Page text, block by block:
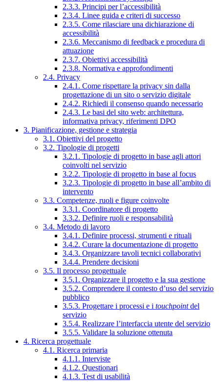
2.3.3. Principi per l’accessibilità
2.3.4. Linee guida e criteri di successo
2.3.5. Come rilasciare una dichiarazione di
accessibilità
2.3.6. Meccanismo di feedback e procedura di
attuazione
2.3.7. Obiettivi accessibilità
2.3.8. Normativa e approfondimenti
2.4. Privacy
2.4.1. Come rispettare la privacy sin dalla
progettazione di un sito o servizio digitale
2.4.2. Richiedi il consenso quando necessario
2.4.3. Le basi del sito web: architettura,
informativa privacy, riferimenti DPO
3. Pianificazione, gestione e strategia
3.1. Obiettivi del progetto
3.2. Tipologie di progetti
3.2.1. Tipologie di progetto in base agli attori
coinvolti nel servizio
3.2.2. Tipologie di progetto in base al focus
3.2.3. Tipologie di progetto in base all’ambito di
intervento
3.3. Competenze, ruoli e figure coinvolte
3.3.1. Coordinatore di progetto
3.3.2. Definire ruoli e responsabilità
3.4. Metodo di lavoro
3.4.1. Definire processi, strumenti e rituali
3.4.2. Curare la documentazione di progetto
3.4.3. Organizzare tavoli tecnici collaborativi
3.4.4. Prendere decisioni
3.5. Il processo progettuale
3.5.1. Organizzare il progetto e la sua gestione
3.5.2. Comprendere il contesto d’uso del servizio
pubblico
3.5.3. Progettare i processi e i touchpointdel
servizio
3.5.4. Realizzare l’interfaccia utente del servizio
3.5.5. Validare la soluzione ottenuta
4. Ricerca progettuale
4.1. Ricerca primaria
4.1.1. Interviste
4.1.2. Questionari
4.1.3. Test di usabilità